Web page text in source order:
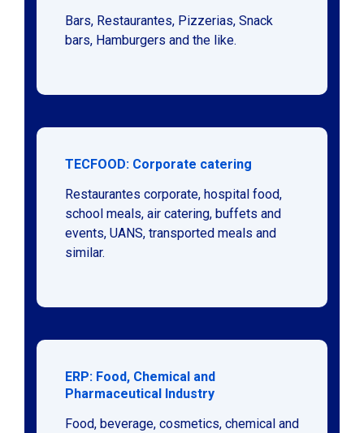
Bars, Restaurantes, Pizzerias, Snack
bars, Hamburgers and the like.
TECFOOD: Corporate catering
Restaurantes corporate, hospital food,
school meals, air catering, buffets and
events, UANS, transported meals and
similar.
ERP: Food, Chemical and
Pharmaceutical Industry
Food, beverage, cosmetics, chemical and